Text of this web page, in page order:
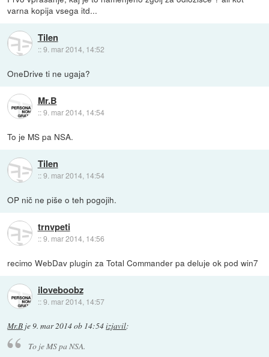
varna kopija vsega itd...
Tilen
::9. mar 2014, 14:52
OneDrive ti ne ugaja?
Mr.B
::9. mar 2014, 14:54
To je MS pa NSA.
Tilen
::9. mar 2014, 14:54
OP nič ne piše o teh pogojih.
trnvpeti
::9. mar 2014, 14:56
recimo WebDav plugin za Total Commander pa deluje ok pod win7
iloveboobz
::9. mar 2014, 14:57
Mr.B je9. mar 2014 ob 14:54izjavil:
To je MS pa NSA.